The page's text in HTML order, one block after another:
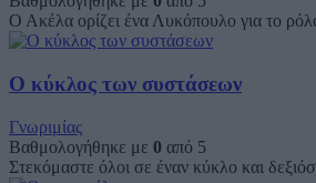
Ο Ακέλα ορίζει ένα Λυκόπουλο για το
Ο κύκλος των συστάσεων
Γνωριμίας
Βαθμολογήθηκε με 0 από 5
Στεκόμαστε όλοι σε έναν κύκλο και